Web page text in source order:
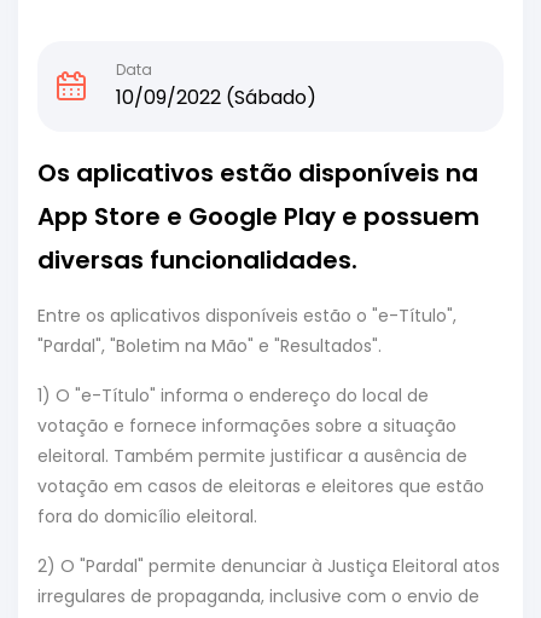
Data
10/09/2022 (Sábado)
Os aplicativos estão disponíveis na
App Store e Google Play e possuem
diversas funcionalidades.
Entre os aplicativos disponíveis estão o "e-Título",
"Pardal", "Boletim na Mão" e "Resultados".
1) O "e-Título" informa o endereço do local de
votação e fornece informações sobre a situação
eleitoral. Também permite justificar a ausência de
votação em casos de eleitoras e eleitores que estão
fora do domicílio eleitoral.
2) O "Pardal" permite denunciar à Justiça Eleitoral atos
irregulares de propaganda, inclusive com o envio de